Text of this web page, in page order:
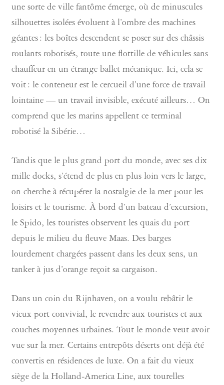
une sorte de ville fantôme émerge, où de minuscules
silhouettes isolées évoluent à l’ombre des machines
géantes : les boîtes descendent se poser sur des châssis
roulants robotisés, toute une flottille de véhicules sans
chauffeur en un étrange ballet mécanique. Ici, cela se
voit : le conteneur est le cercueil d’une force de travail
lointaine — un travail invisible, exécuté ailleurs… On
comprend que les marins appellent ce terminal
robotisé la Sibérie…
Tandis que le plus grand port du monde, avec ses dix
mille docks, s’étend de plus en plus loin vers le large,
on cherche à récupérer la nostalgie de la mer pour les
loisirs et le tourisme. À bord d’un bateau d’excursion,
le Spido, les touristes observent les quais du port
depuis le milieu du fleuve Maas. Des barges
lourdement chargées passent dans les deux sens, un
tanker à jus d’orange reçoit sa cargaison.
Dans un coin du Rijnhaven, on a voulu rebâtir le
vieux port convivial, le revendre aux touristes et aux
couches moyennes urbaines. Tout le monde veut avoir
vue sur la mer. Certains entrepôts déserts ont déjà été
convertis en résidences de luxe. On a fait du vieux
siège de la Holland-America Line, aux tourelles